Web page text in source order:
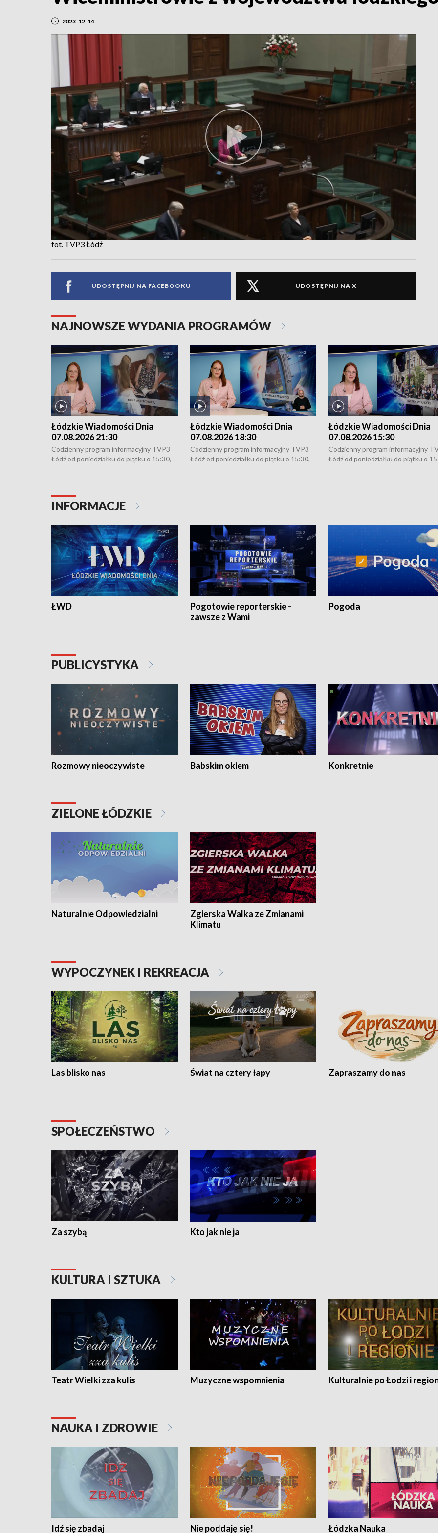
2023-12-14
fot. TVP3 Łódź
UDOSTĘPNIJ NA FACEBOOKU UDOSTĘPNIJ NA X
NAJNOWSZE WYDANIA PROGRAMÓW
Łódzkie Wiadomości Dnia
07.08.2026 21:30
Codzienny program informacyjny TVP3
Łódź od poniedziałku do piątku o 15:30,
Łódzkie Wiadomości Dnia
07.08.2026 18:30
Codzienny program informacyjny TVP3
Łódź od poniedziałku do piątku o 15:30,
Łódzkie Wiadomości Dnia
07.08.2026 15:30
Codzienny program informacyjny
Łódź od poniedziałku do piątku o
INFORMACJE
ŁWD
Pogotowie reporterskie -
zawsze z Wami
Pogoda
PUBLICYSTYKA
Rozmowy nieoczywiste Babskim okiem Konkretnie
ZIELONE ŁÓDZKIE
Naturalnie Odpowiedzialni
Zgierska Walka ze Zmianami
Klimatu
WYPOCZYNEK I REKREACJA
Las blisko nas Świat na cztery łapy Zapraszamy do nas
SPOŁECZEŃSTWO
Za szybą Kto jak nie ja
KULTURA I SZTUKA
Teatr Wielki zza kulis Muzyczne wspomnienia Kulturalnie po Łodzi i
NAUKA I ZDROWIE
Idź się zbadaj Nie poddaję się! Łódzka Nauka